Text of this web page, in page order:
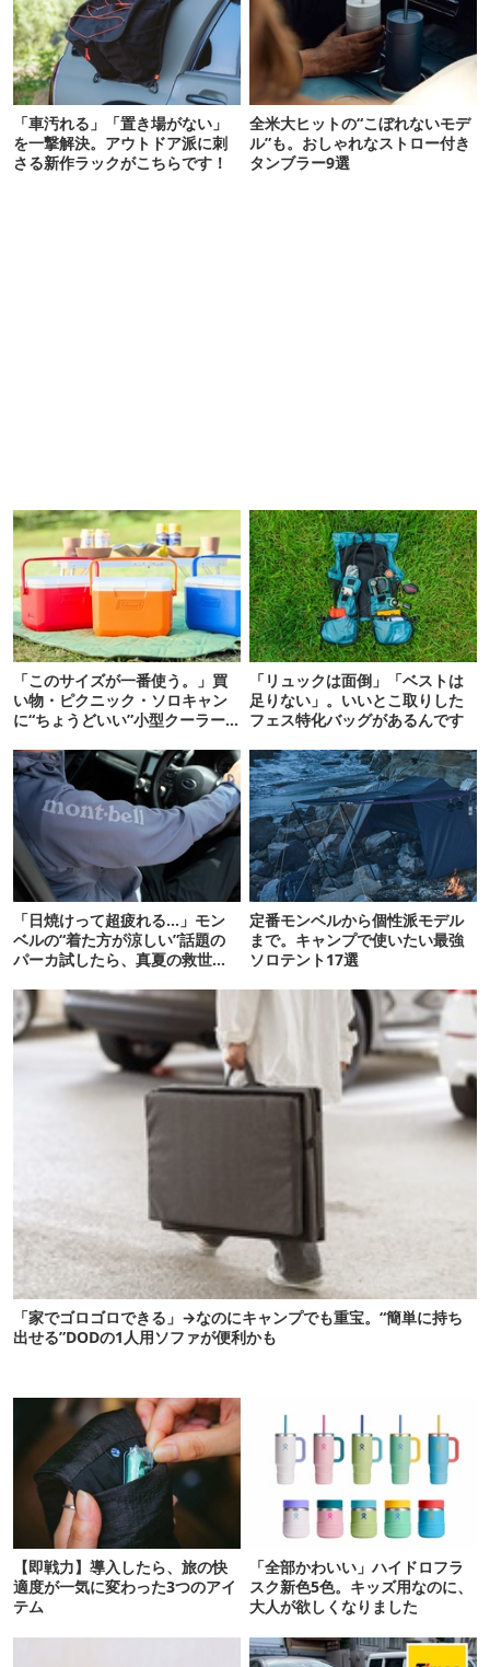
「車汚れる」「置き場がない」
を一撃解決。アウトドア派に刺
さる新作ラックがこちらです！
全米大ヒットの“こぼれないモデ
ル”も。おしゃれなストロー付き
タンブラー9選
「このサイズが一番使う。」買
い物・ピクニック・ソロキャン
に“ちょうどいい”小型クーラー
「リュックは面倒」「ベストは
足りない」。いいとこ取りした
フェス特化バッグがあるんです
「日焼けって超疲れる…」モン
ベルの“着た方が涼しい”話題の
パーカ試したら、真夏の救世主
定番モンベルから個性派モデル
まで。キャンプで使いたい最強
ソロテント17選
「家でゴロゴロできる」→なのにキャンプでも重宝。“簡単に持ち
出せる”DODの1人用ソファが便利かも
【即戦力】導入したら、旅の快
適度が一気に変わった3つのアイ
テム
「全部かわいい」ハイドロフラ
スク新色5色。キッズ用なのに、
大人が欲しくなりました